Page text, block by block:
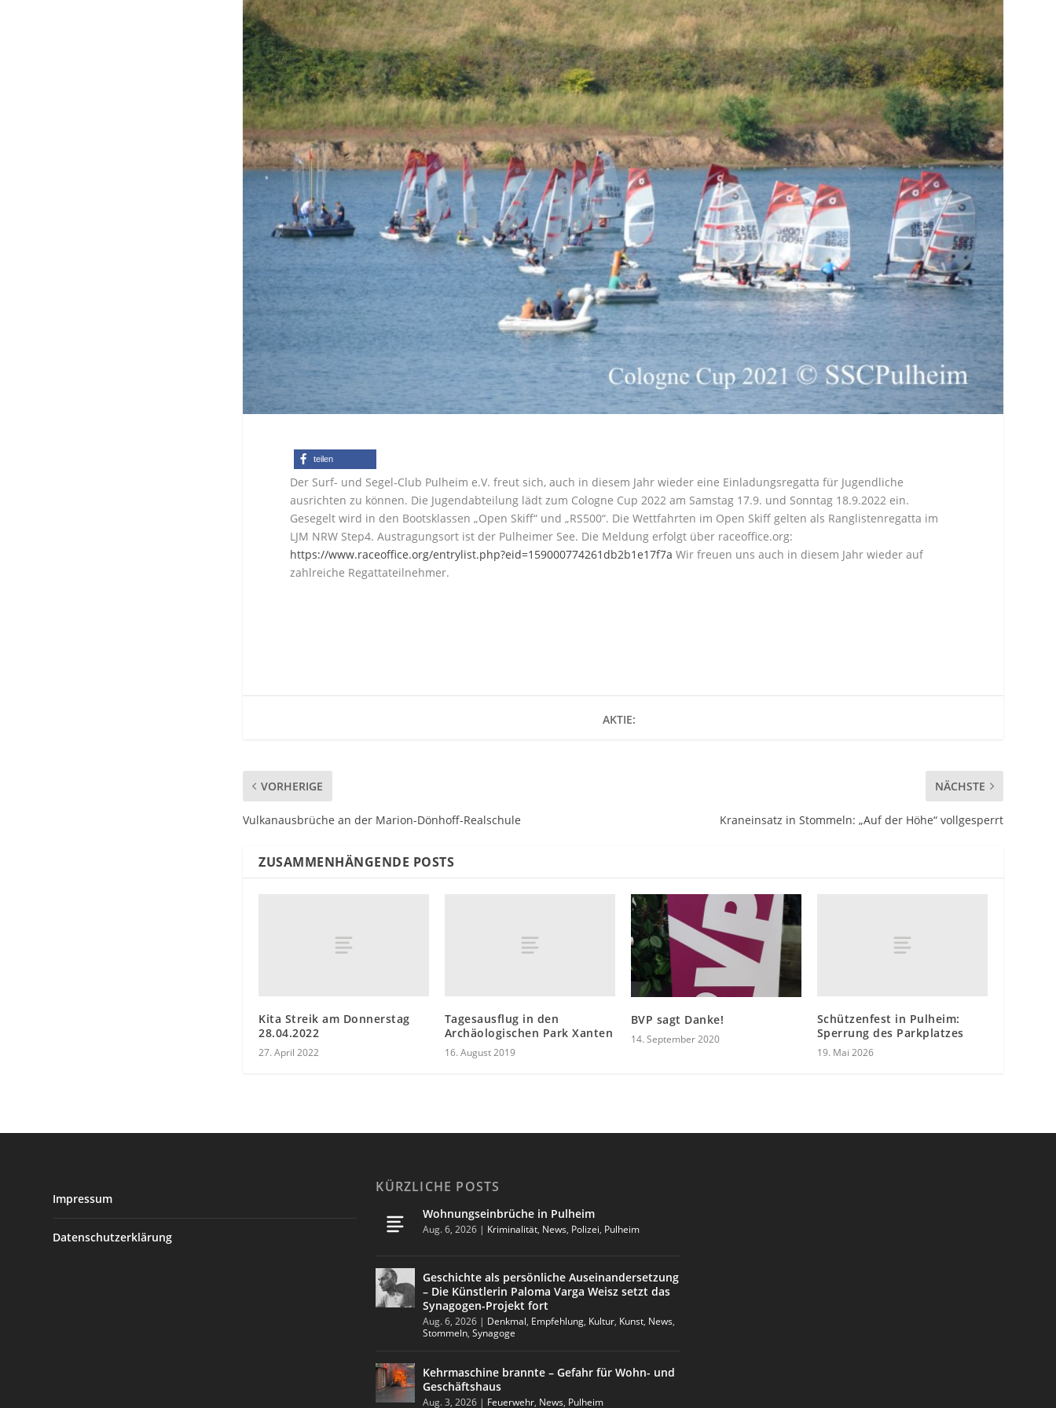
teilen
Der Surf- und Segel-Club Pulheim e.V. freut sich, auch in diesem Jahr wieder eine Einladungsregatta für Jugendliche
ausrichten zu können. Die Jugendabteilung lädt zum Cologne Cup 2022 am Samstag 17.9. und Sonntag 18.9.2022 ein.
Gesegelt wird in den Bootsklassen „Open Skiff“ und „RS500“. Die Wettfahrten im Open Skiff gelten als Ranglistenregatta im
LJM NRW Step4. Austragungsort ist der Pulheimer See. Die Meldung erfolgt über raceoffice.org:
https://www.raceoffice.org/entrylist.php?eid=159000774261db2b1e17f7a Wir freuen uns auch in diesem Jahr wieder auf
zahlreiche Regattateilnehmer.
AKTIE:
VORHERIGE
Vulkanausbrüche an der Marion-Dönhoff-Realschule
NÄCHSTE
Kraneinsatz in Stommeln: „Auf der Höhe“ vollgesperrt
ZUSAMMENHÄNGENDE POSTS
Kita Streik am Donnerstag
28.04.2022
27. April 2022
Tagesausflug in den
Archäologischen Park Xanten
16. August 2019
BVP sagt Danke!
14. September 2020
Schützenfest in Pulheim:
Sperrung des Parkplatzes
19. Mai 2026
Impressum
Datenschutzerklärung
KÜRZLICHE POSTS
Wohnungseinbrüche in Pulheim
Aug. 6, 2026 | Kriminalität, News, Polizei, Pulheim
Geschichte als persönliche Auseinandersetzung
– Die Künstlerin Paloma Varga Weisz setzt das
Synagogen-Projekt fort
Aug. 6, 2026 | Denkmal, Empfehlung, Kultur, Kunst, News,
Stommeln,Synagoge
Kehrmaschine brannte – Gefahr für Wohn- und
Geschäftshaus
Aug. 3, 2026 | Feuerwehr, News, Pulheim